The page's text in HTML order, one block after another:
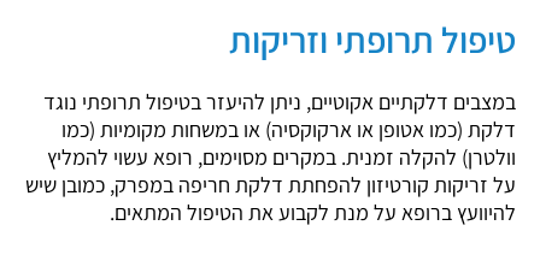
טיפול תרופתי וזריקות
במצבים דלקתיים אקוטיים, ניתן להיעזר בטיפול תרופתי נוגד
דלקת (כמו אטופן או ארקוקסיה) או במשחות מקומיות (כמו
וולטרן) להקלה זמנית. במקרים מסוימים, רופא עשוי להמליץ
על זריקות קורטיזון להפחתת דלקת חריפה במפרק, כמובן שיש
להיוועץ ברופא על מנת לקבוע את הטיפול המתאים.